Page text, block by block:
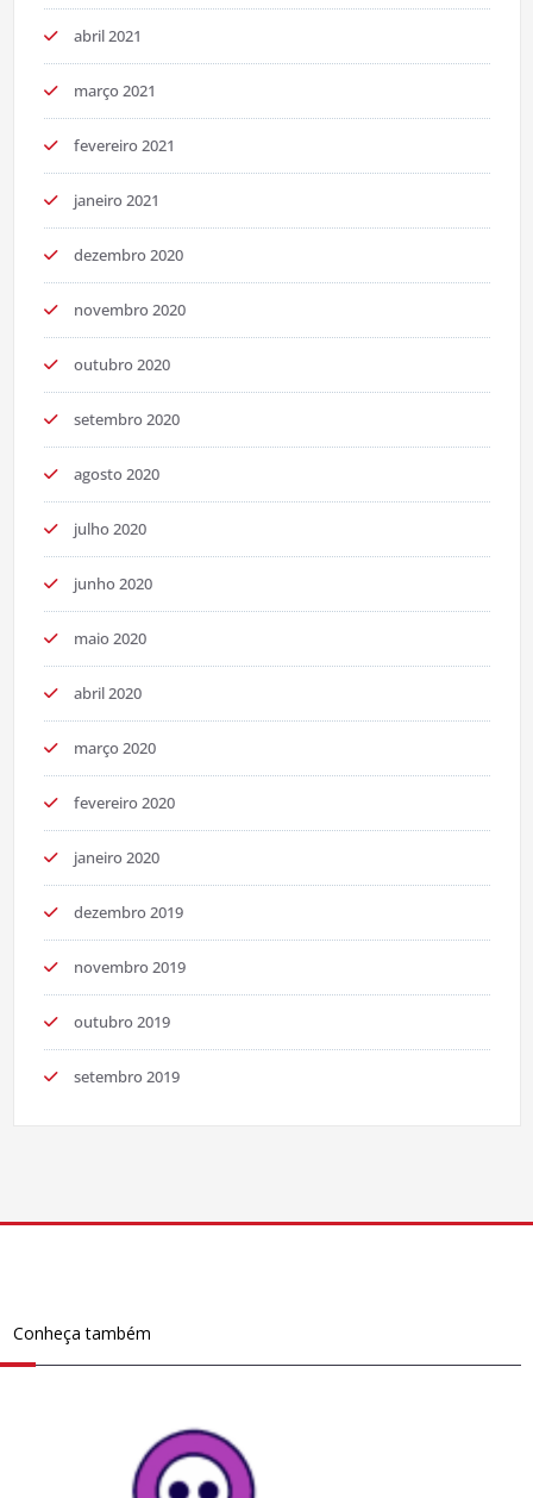
abril 2021
março 2021
fevereiro 2021
janeiro 2021
dezembro 2020
novembro 2020
outubro 2020
setembro 2020
agosto 2020
julho 2020
junho 2020
maio 2020
abril 2020
março 2020
fevereiro 2020
janeiro 2020
dezembro 2019
novembro 2019
outubro 2019
setembro 2019
Conheça também